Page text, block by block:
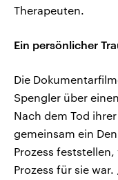
Therapeuten.
Ein persönlicher
Die
Spengler über
Nach dem Tod
gemeinsam ein
Prozess
Prozess für sie